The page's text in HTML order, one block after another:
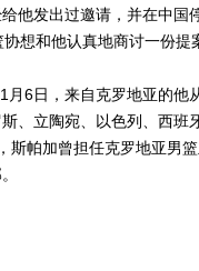
他发出过邀请，并在中
想和他认真地商讨一份提
6日，来自克罗地亚的他
、立陶宛、以色列、西
斯帕加曾担任克罗地亚男